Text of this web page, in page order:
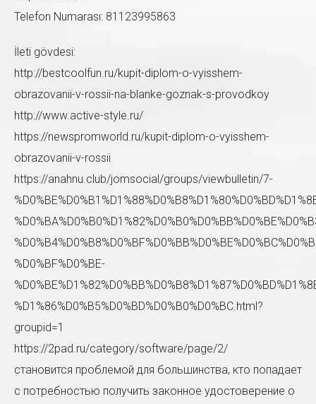
Sol taraftaki form'u doldurup bize ulaşabilirsiniz. En
kısa zamanda size geri dönüş sağlayacağız.
Telefon Numarası: 81123995863
İleti gövdesi:
http://bestcoolfun.ru/kupit-diplom-o-vyisshem-
obrazovanii-v-rossii-na-blanke-goznak-s-provodkoy
http://www.active-style.ru/
https://newspromworld.ru/kupit-diplom-o-vyisshem-
obrazovanii-v-rossii
https://anahnu.club/jomsocial/groups/viewbulletin/7-
%D0%BF%D0%BE-
%D1%86%D0%B5%D0%BD%D0%B0%D0%BC.html?
groupid=1
https://2pad.ru/category/software/page/2/
становится проблемой для большинства, кто попадает
с потребностью получить законное удостоверение о